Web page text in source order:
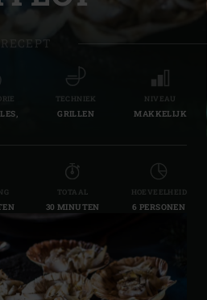
RECEPT
TECHNIEK
GRILLEN
NIVEAU
MAKKELIJK
TOTAAL
30 MINUTEN
HOEVEELHEID
6 PERSONEN